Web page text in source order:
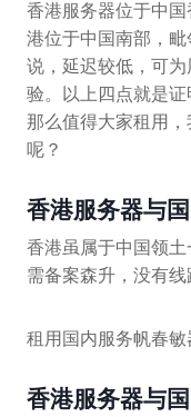
香港服务器位于中
港位于中国南部，
说，延迟较低，可
验。以上四点就是证
那么值得大家租用
呢？
香港服务器与
香港虽属于中国领
需备案森升，没有线
租用国内服务帆春
香港服务器与